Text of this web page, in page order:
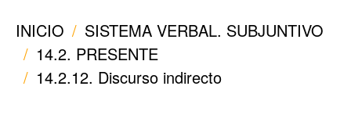
INICIO
SISTEMA VERBAL. SUBJUNTIVO
14.2. PRESENTE
14.2.12. Discurso indirecto